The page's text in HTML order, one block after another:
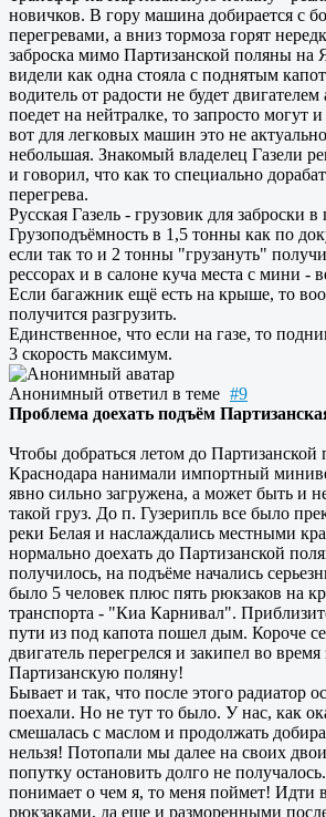
новичков. В гору машина добирается с
перегревами, а вниз тормоза горят
заброска мимо Партизанской поляны на
видели как одна стояла с поднятым
водитель от радости не будет двигателем
поедет на нейтралке, то запросто могут
вот для легковых машин это не
небольшая. Знакомый владелец Газели
и говорил, что как то специально
перегрева.
Русская Газель - грузовик для заброски в
Грузоподъёмность в 1,5 тонны как по
если так то и 2 тонны "грузануть"
рессорах и в салоне куча места с мини -
Если багажник ещё есть на крыше, то
получится разгрузить.
Единственное, что если на газе, то
3 скорость максимум.
Анонимный ответил в теме #9
Проблема доехать подъём
Чтобы добраться летом до Партизанской
Краснодара нанимали импортный
явно сильно загружена, а может быть и
такой груз. До п. Гузерипль все было
реки Белая и наслаждались местными
нормально доехать до Партизанской
получилось, на подъёме начались
было 5 человек плюс пять рюкзаков на
транспорта - "Киа Карнивал".
пути из под капота пошел дым. Короче
двигатель перегрелся и закипел во время
Партизанскую поляну!
Бывает и так, что после этого радиатор
поехали. Но не тут то было. У нас, как
смешалась с маслом и продолжать
нельзя! Потопали мы далее на своих
попутку остановить долго не
понимает о чем я, то меня поймет! Идти
рюкзаками, да еще и разморенными